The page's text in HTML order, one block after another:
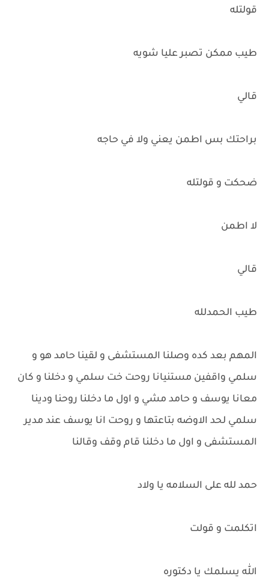
قولتله
طيب ممكن تصبر عليا شويه
قالي
براحتك بس اطمن يعني ولا في حاجه
ضحكت و قولتله
لا اطمن
قالي
طيب الحمدلله
المهم بعد كده وصلنا المستشفى و لقينا حامد هو و
سلمي واقفين مستنيانا روحت خت سلمي و دخلنا و كان
معانا يوسف و حامد مشي و اول ما دخلنا روحنا ودينا
سلمي لحد الاوضه بتاعتها و روحت انا يوسف عند مدير
المستشفى و اول ما دخلنا قام وقف وقالنا
حمد لله على السلامه يا ولاد
اتكلمت و قولت
الله يسلمك يا دكتوره